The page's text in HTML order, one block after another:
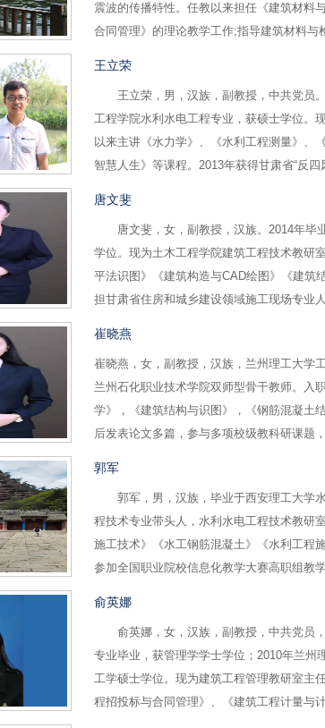
震波的传播特性。任教以来担任《建筑材料
合同管理》的理论教学工作;指导建筑材料与
王立荣
王立荣，男，汉族，副教授，中共党员。
工程学院水利水电工程专业，获硕士学位。
以来主讲《水力学》、《水利工程测量》、
智慧人生》等课程。2013年获得甘肃省“反四
唐文斐
唐文斐，女，副教授，汉族。2014年毕
学位。现为土木工程学院建筑工程技术教研
平法识图》《建筑构造与CAD绘图》《建筑
担甘肃省住房和城乡建设领域施工现场专业
崔晓燕
崔晓燕，女，副教授，汉族，兰州理工大学
兰州石化职业技术学院双师型骨干教师。入
学》，《建筑结构与识图》，《钢筋混凝土
后发表论文多篇，参与多项校级教科研课题
郭军
郭军，男，汉族，毕业于西安理工大学
程技术专业带头人，水利水电工程技术教研
施工技术》《水工钢筋混凝土》《水利工程
参加全国职业院校信息化教学大赛高职组教
俞英娜
俞英娜，女，汉族，副教授，中共党员，
专业毕业，获管理学学士学位；2010年兰州
工学硕士学位。现为建筑工程管理教研室主
程招投标与合同管理》、《建筑工程计量与